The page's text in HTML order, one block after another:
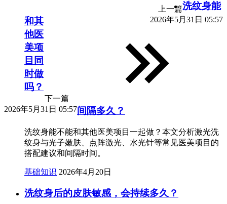
上一篇
2026年5月31日 05:57
下一篇
2026年5月31日 05:57
洗纹身能
和其
他医
美项
目同
时做
吗？
间隔多久？
洗纹身能不能和其他医美项目一起做？本文分析激光洗
纹身与光子嫩肤、点阵激光、水光针等常见医美项目的
搭配建议和间隔时间。
基础知识 2026年4月20日
洗纹身后的皮肤敏感，会持续多久？